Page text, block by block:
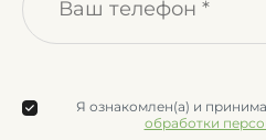
Я ознакомлен(а) и
обработки